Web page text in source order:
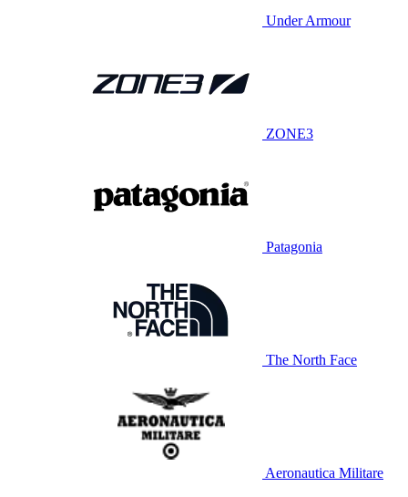
Under Armour
ZONE3
Patagonia
The North Face
Aeronautica Militare